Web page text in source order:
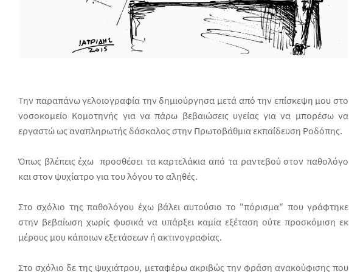
Την παραπάνω γελοιογραφία την δημιούργησα μετά από την επίσκεψη μου στο
νοσοκομείο Κομοτηνής για να πάρω βεβαιώσεις υγείας για να μπορέσω να
εργαστώ ως αναπληρωτής δάσκαλος στην Πρωτοβάθμια εκπαίδευση Ροδόπης.
Όπως βλέπεις έχω προσθέσει τα καρτελάκια από τα ραντεβού στον παθολόγο
και στον ψυχίατρο για του λόγου το αληθές.
Στο σχόλιο της παθολόγου έχω βάλει αυτούσιο το "πόρισμα" που γράφτηκε
στην βεβαίωση χωρίς φυσικά να υπάρξει καμία εξέταση ούτε προσκόμιση εκ
μέρους μου κάποιων εξετάσεων ή ακτινογραφίας.
Στο σχόλιο δε της ψυχιάτρου, μεταφέρω ακριβώς την φράση ανακούφισης που